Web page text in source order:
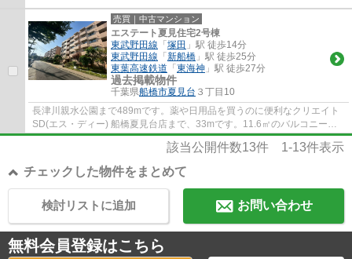
売買｜中古マンション
エステート夏見住宅2号棟
東武野田線 「 塚田 」駅 徒歩14分
東武野田線 「 新船橋 」駅 徒歩25分
東葉高速鉄道 「 東海神 」駅 徒歩27分
過去掲載物件
千葉県船橋市夏見台 ３丁目10
長津川親水公園まで489mです。薬や日用品を買うのに便利なクリエイト
SD(エス・ディー) 船橋夏見台店まで、33mです。11.6㎡のバルコニー付
き物件です。お気に入りの中古マンションで満...
該当公開件数13件 1-13件表示
チェックした物件をまとめて
お問い合わせ
検討リストに追加
無料会員登録はこちら